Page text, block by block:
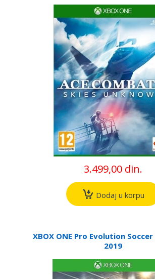
3.499,00 din.
Dodaj u korpu
XBOX ONE Pro Evolution Soccer
2019